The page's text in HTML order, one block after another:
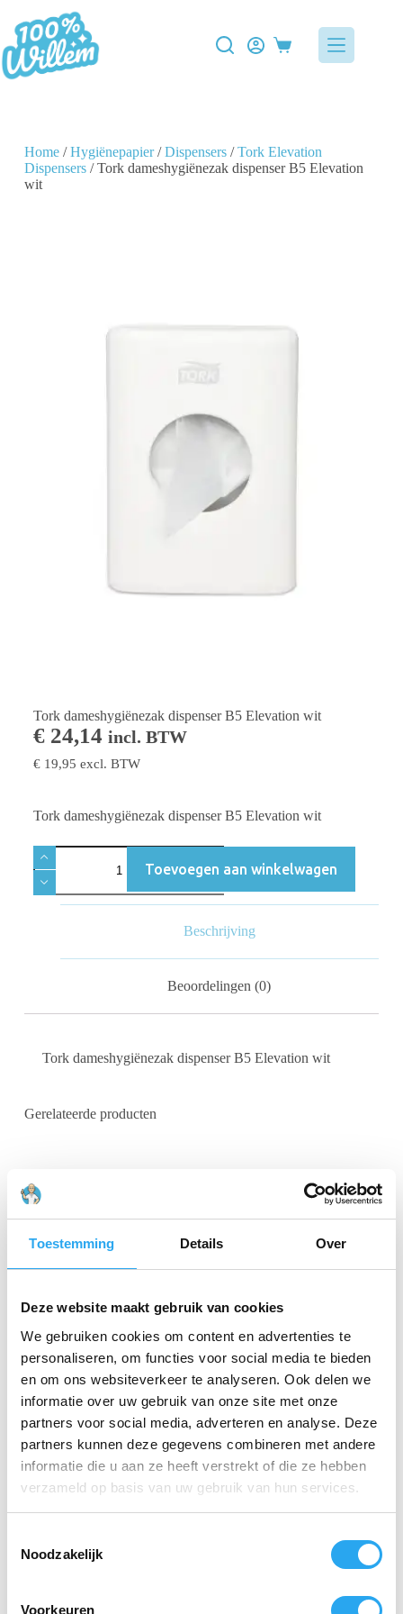
Toestemming Details Over
Deze website maakt gebruik van cookies
We gebruiken cookies om content en advertenties te
personaliseren, om functies voor social media te bieden
en om ons websiteverkeer te analyseren. Ook delen we
informatie over uw gebruik van onze site met onze
partners voor social media, adverteren en analyse. Deze
partners kunnen deze gegevens combineren met andere
informatie die u aan ze heeft verstrekt of die ze hebben
verzameld op basis van uw gebruik van hun services.
Noodzakelijk
Voorkeuren
Home/Hygiënepapier/Dispensers/Tork Elevation
Dispensers/ Tork dameshygiënezak dispenser B5 Elevation
wit
Tork dameshygiënezak dispenser B5 Elevation wit
€24,14 incl. BTW
€19,95 excl. BTW
Tork dameshygiënezak dispenser B5 Elevation wit
Toevoegen aan winkelwagen
Beschrijving
Beoordelingen (0)
Tork dameshygiënezak dispenser B5 Elevation wit
Gerelateerde producten
Mini M1 Elevation wit
€60,44 incl. BTW
Toevoegen aan
winkelwagen